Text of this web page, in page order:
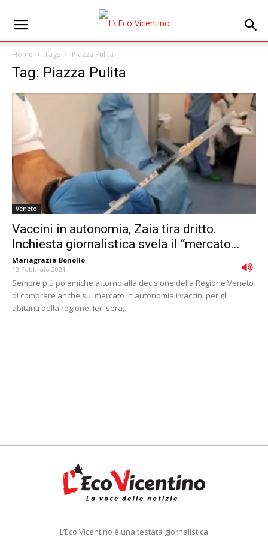
Home Tags Piazza Pulita
Tag: Piazza Pulita
Veneto
Vaccini in autonomia, Zaia tira dritto.
Inchiesta giornalistica svela il “mercato...
Mariagrazia Bonollo -
12 Febbraio 2021
Sempre più polemiche attorno alla decisione della Regione Veneto
di comprare anche sul mercato in autonomia i vaccini per gli
abitanti della regione. Ieri sera,...
L’Eco Vicentino è una testata giornalistica